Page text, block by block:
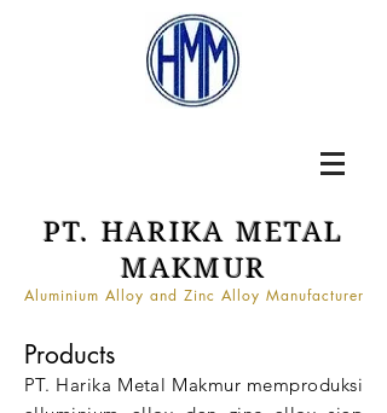
PT. HARIKA METAL
MAKMUR
Aluminium Alloy and Zinc Alloy Manufacturer
Products
PT. Harika Metal Makmur memproduksi